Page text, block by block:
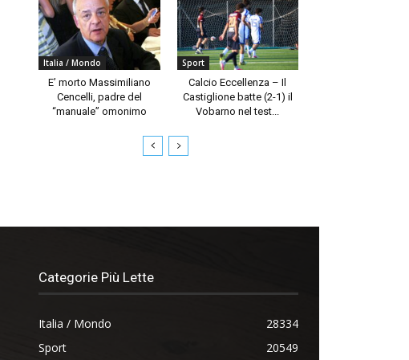
Italia / Mondo
E’ morto Massimiliano
Cencelli, padre del
“manuale” omonimo
Sport
Calcio Eccellenza – Il
Castiglione batte (2-1) il
Vobarno nel test...
Categorie Più Lette
Italia / Mondo
28334
Sport
20549